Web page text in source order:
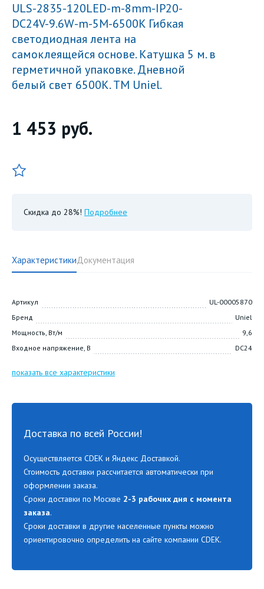
ULS-2835-120LED-m-8mm-IP20-
DC24V-9.6W-m-5M-6500K Гибкая
светодиодная лента на
самоклеящейся основе. Катушка 5 м. в
герметичной упаковке. Дневной
белый свет 6500K. ТМ Uniel.
1 453 руб.
Скидка до 28%! Подробнее
ХарактеристикиДокументация
Артикул
UL-00005870
Бренд
Uniel
Мощность, Вт/м
9,6
Входное напряжение, В
DC24
показать все характеристики
Доставка по всей России!
Осуществляется CDEK и Яндекс Доставкой.
Стоимость доставки рассчитается автоматически при
оформлении заказа.
Сроки доставки по Москве 2-3 рабочих дня с момента
заказа.
Сроки доставки в другие населенные пункты можно
ориентировочно определить на сайте компании CDEK.